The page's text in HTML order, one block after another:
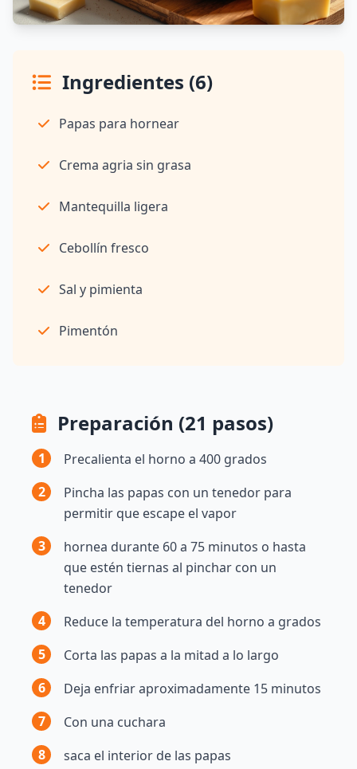
Ingredientes (6)
Papas para hornear
Crema agria sin grasa
Mantequilla ligera
Cebollín fresco
Sal y pimienta
Pimentón
Preparación (21 pasos)
1
Precalienta el horno a 400 grados
2
Pincha las papas con un tenedor para
permitir que escape el vapor
3
hornea durante 60 a 75 minutos o hasta
que estén tiernas al pinchar con un
tenedor
4
Reduce la temperatura del horno a grados
5
Corta las papas a la mitad a lo largo
6
Deja enfriar aproximadamente 15 minutos
7
Con una cuchara
8
saca el interior de las papas